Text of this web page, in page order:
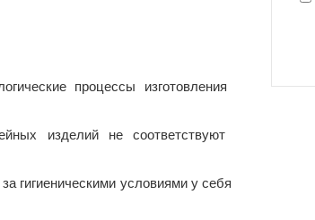
процессы изготовления
изделий не соответствуют
гигиеническими условиями у себя